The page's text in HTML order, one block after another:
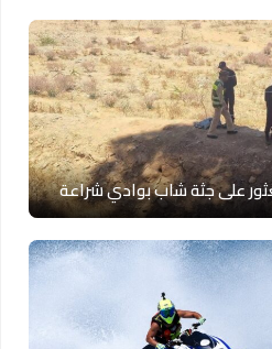
على جثة شاب بوادي شراعة